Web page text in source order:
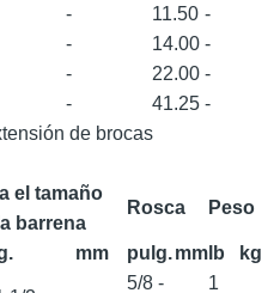
- 11.50 -
- 14.00 -
- 22.00 -
- 41.25 -
de brocas
el tamaño
barrena
Rosca Peso
mm pulg.mm lb kg
5/8 -
1